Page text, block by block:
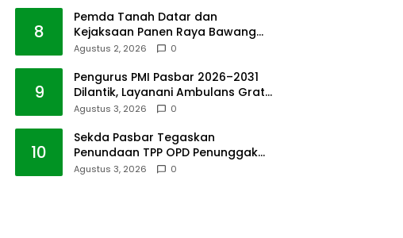
8
Pemda Tanah Datar dan
Kejaksaan Panen Raya Bawang
Merah di Sawah Tangah
Agustus 2, 2026 0
9
Pengurus PMI Pasbar 2026–2031
Dilantik, Layanani Ambulans Gratis
ke Padang
Agustus 3, 2026 0
10
Sekda Pasbar Tegaskan
Penundaan TPP OPD Penunggak
Pajak Kendaraan Dinas
Agustus 3, 2026 0